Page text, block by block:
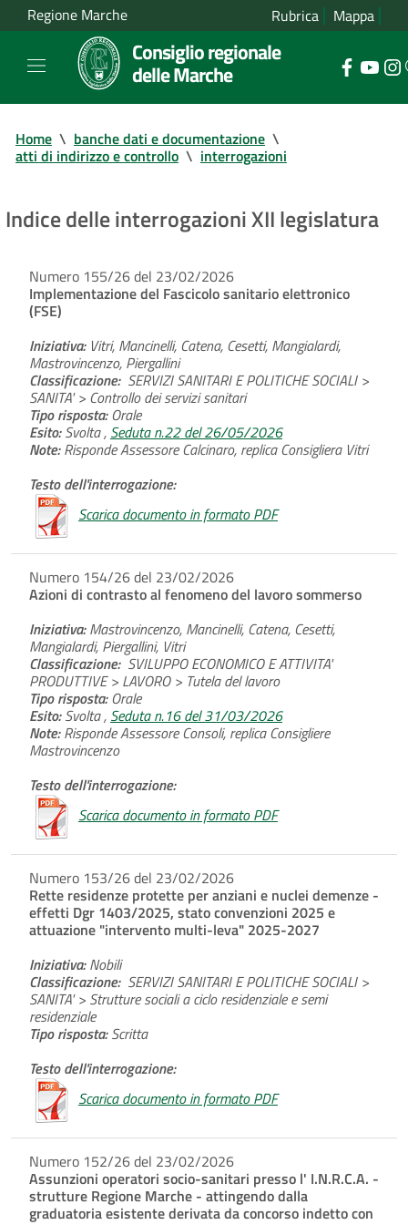
Regione Marche Rubrica Mappa
Consiglio regionale
delle Marche
Home \ banche dati e documentazione \
atti di indirizzo e controllo \ interrogazioni
Indice delle interrogazioni XII legislatura
Numero 155/26 del 23/02/2026
Implementazione del Fascicolo sanitario elettronico
(FSE)
Iniziativa:Vitri, Mancinelli, Catena, Cesetti, Mangialardi,
Mastrovincenzo, Piergallini
Classificazione: SERVIZI SANITARI E POLITICHE SOCIALI >
SANITA' > Controllo dei servizi sanitari
Tipo risposta:Orale
Esito:Svolta , Seduta n.22 del 26/05/2026
Note:Risponde Assessore Calcinaro, replica Consigliera Vitri
Testo dell'interrogazione:
Scarica documento in formato PDF
Numero 154/26 del 23/02/2026
Azioni di contrasto al fenomeno del lavoro sommerso
Iniziativa:Mastrovincenzo, Mancinelli, Catena, Cesetti,
Mangialardi, Piergallini, Vitri
Classificazione: SVILUPPO ECONOMICO E ATTIVITA'
PRODUTTIVE > LAVORO > Tutela del lavoro
Tipo risposta:Orale
Esito:Svolta , Seduta n.16 del 31/03/2026
Note:Risponde Assessore Consoli, replica Consigliere
Mastrovincenzo
Testo dell'interrogazione:
Scarica documento in formato PDF
Numero 153/26 del 23/02/2026
Rette residenze protette per anziani e nuclei demenze -
effetti Dgr 1403/2025, stato convenzioni 2025 e
attuazione "intervento multi-leva" 2025-2027
Iniziativa:Nobili
Classificazione: SERVIZI SANITARI E POLITICHE SOCIALI >
SANITA' > Strutture sociali a ciclo residenziale e semi
residenziale
Tipo risposta:Scritta
Testo dell'interrogazione:
Scarica documento in formato PDF
Numero 152/26 del 23/02/2026
Assunzioni operatori socio-sanitari presso l' I.N.R.C.A. -
strutture Regione Marche - attingendo dalla
graduatoria esistente derivata da concorso indetto con